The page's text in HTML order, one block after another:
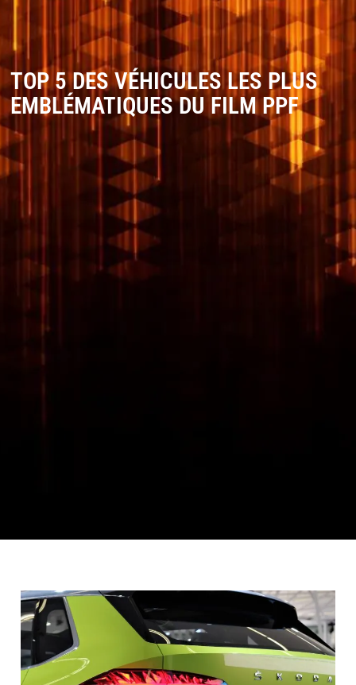
TOP 5 DES VÉHICULES LES PLUS
EMBLÉMATIQUES DU FILM PPF